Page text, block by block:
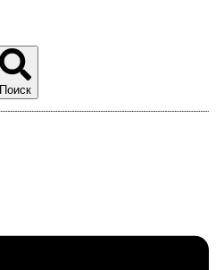
Поиск